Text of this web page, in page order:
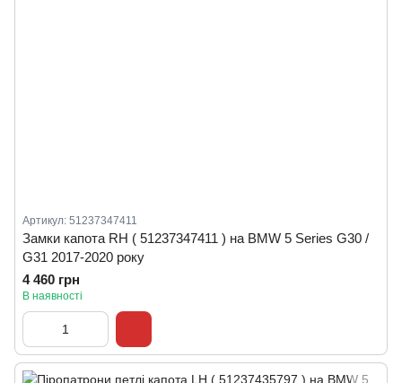
Артикул: 51237347411
Замки капота RH ( 51237347411 ) на BMW 5 Series G30 /
G31 2017-2020 року
4 460 грн
В наявності